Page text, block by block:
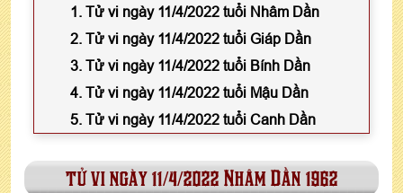
1. Tử vi ngày 11/4/2022 tuổi Nhâm Dần
2. Tử vi ngày 11/4/2022 tuổi Giáp Dần
3. Tử vi ngày 11/4/2022 tuổi Bính Dần
4. Tử vi ngày 11/4/2022 tuổi Mậu Dần
5. Tử vi ngày 11/4/2022 tuổi Canh Dần
tử vi ngày 11/4/2022 Nhâm Dần 1962